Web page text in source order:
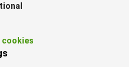
cookies